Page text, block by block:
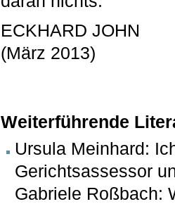
ECKHARD JOHN
(März 2013)
Weiterführende
Ursula Meinhard:
Gerichtsassessor
Gabriele Roßbach: